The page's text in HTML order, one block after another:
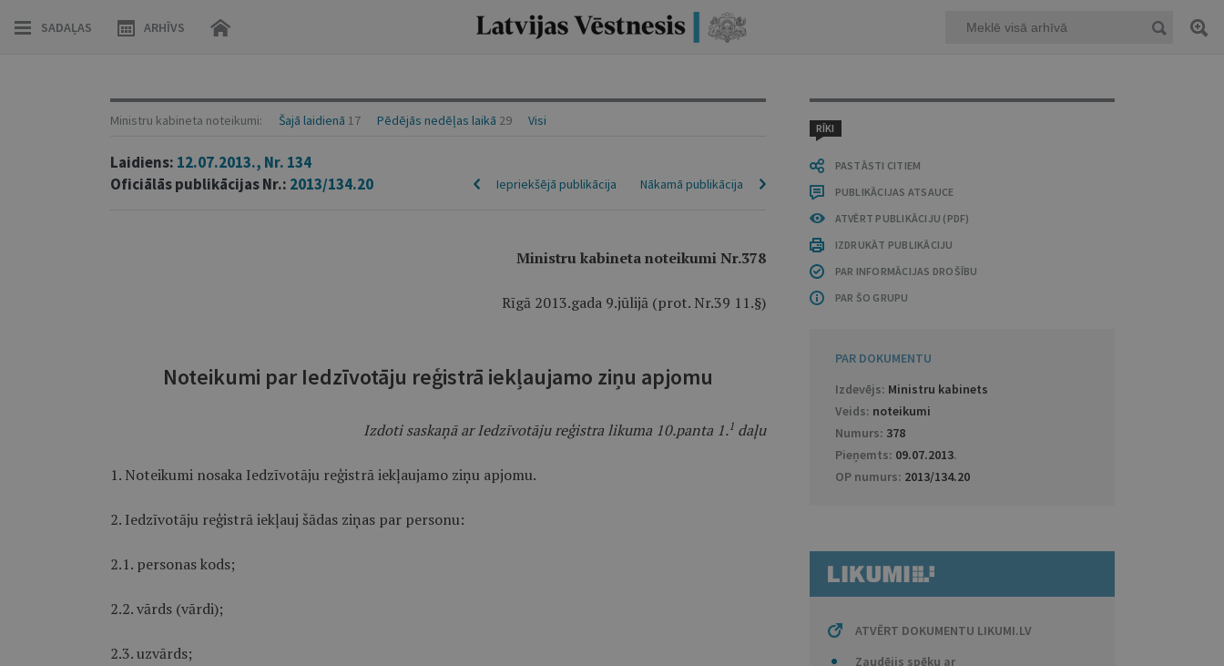
SADAĻAS ARHĪVS
RĪKI
PASTĀSTI CITIEM
PUBLIKĀCIJAS ATSAUCE
ATVĒRT PUBLIKĀCIJU (PDF)
IZDRUKĀT PUBLIKĀCIJU
PAR INFORMĀCIJAS DROŠĪBU
PAR ŠO GRUPU
PAR DOKUMENTU
Izdevējs: Ministru kabinets
Veids: noteikumi
Numurs: 378
Pieņemts: 09.07.2013.
OP numurs: 2013/134.20
ATVĒRT DOKUMENTU LIKUMI.LV
Zaudējis spēku ar
Ministru kabineta noteikumi: Šajā laidienā 17 Pēdējās nedēļas laikā 29 Visi
Laidiens: 12.07.2013., Nr. 134
Oficiālās publikācijas Nr.: 2013/134.20 Nākamā publikācija
Iepriekšējā publikācija
Ministru kabineta noteikumi Nr.378
Rīgā 2013.gada 9.jūlijā (prot. Nr.39 11.§)
Noteikumi par Iedzīvotāju reģistrā iekļaujamo ziņu apjomu
Izdoti saskaņā ar Iedzīvotāju reģistra likuma 10.panta 1. 1daļu
1. Noteikumi nosaka Iedzīvotāju reģistrā iekļaujamo ziņu apjomu.
2. Iedzīvotāju reģistrā iekļauj šādas ziņas par personu:
2.1. personas kods;
2.2. vārds (vārdi);
2.3. uzvārds;